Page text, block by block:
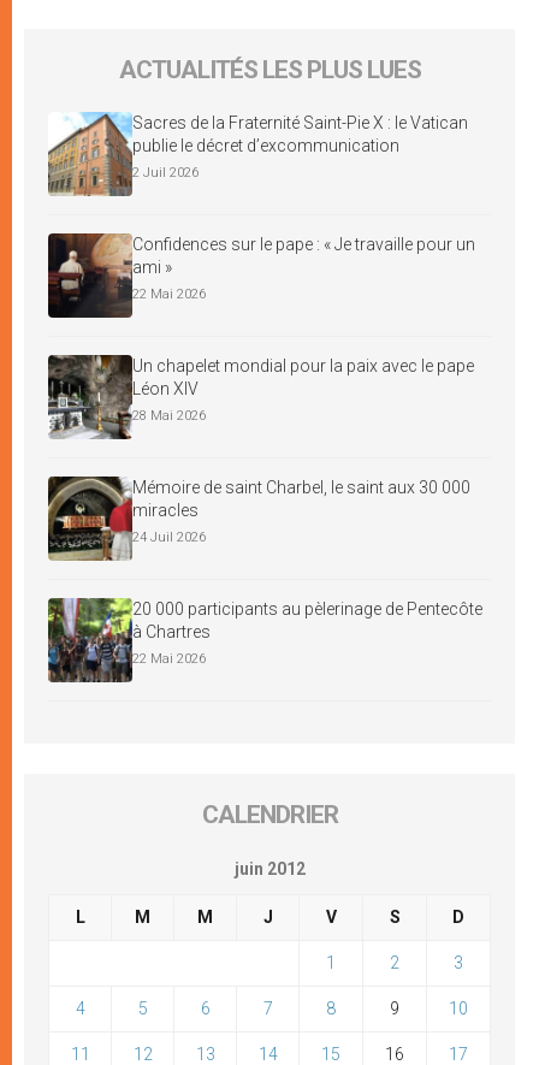
ACTUALITÉS LES PLUS LUES
Sacres de la Fraternité Saint-Pie X : le Vatican
publie le décret d’excommunication
2 Juil 2026
Confidences sur le pape : « Je travaille pour un
ami »
22 Mai 2026
Un chapelet mondial pour la paix avec le pape
Léon XIV
28 Mai 2026
Mémoire de saint Charbel, le saint aux 30 000
miracles
24 Juil 2026
20 000 participants au pèlerinage de Pentecôte
à Chartres
22 Mai 2026
CALENDRIER
juin 2012
L M M J V S D
1 2 3
4 5 6 7 8 9 10
11 12 13 14 15 16 17